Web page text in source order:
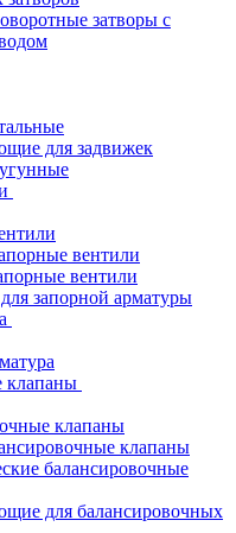
затворы с
для задвижек
вентили
вентили
запорной арматуры
клапаны
клапаны
клапаны
балансировочные
для балансировочных